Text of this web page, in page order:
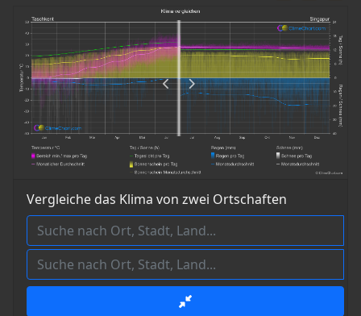
Vergleiche das Klima von zwei Ortschaften